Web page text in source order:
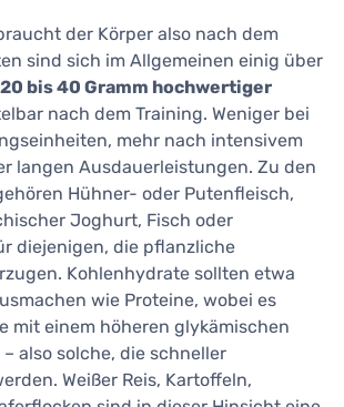
der Körper also nach dem
sind sich im Allgemeinen einig über
20 bis 40 Gramm hochwertiger
nach dem Training. Weniger bei
mehr nach intensivem
langen Ausdauerleistungen. Zu den
Hühner- oder Putenfleisch,
Joghurt, Fisch oder
diejenigen, die pflanzliche
Kohlenhydrate sollten etwa
wie Proteine, wobei es
mit einem höheren glykämischen
also solche, die schneller
Weißer Reis, Kartoffeln,